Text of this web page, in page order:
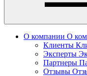
О компании О
Клиенты
Эксперты
Партнеры
Отзывы